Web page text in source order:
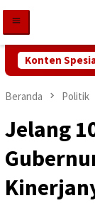
konten
Konten
KPK! Abdul
Beranda Politik
Jelang